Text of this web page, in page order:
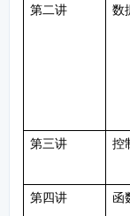
第二讲 数
第三讲 控
第四讲 函